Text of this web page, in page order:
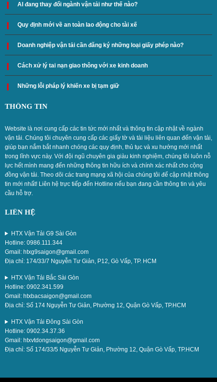
AI đang thay đổi ngành vận tải như thế nào?
Quy định mới về an toàn lao động cho tài xế
Doanh nghiệp vận tải cần đăng ký những loại giấy phép nào?
Cách xử lý tai nạn giao thông với xe kinh doanh
Những lỗi pháp lý khiến xe bị tạm giữ
THÔNG TIN
Website là nơi cung cấp các tin tức mới nhất và thông tin cập nhật về ngành
vận tải. Chúng tôi chuyên cung cấp các giấy tờ và tài liệu liên quan đến vận tải,
giúp bạn nắm bắt nhanh chóng các quy định, thủ tục và xu hướng mới nhất
trong lĩnh vực này. Với đội ngũ chuyên gia giàu kinh nghiệm, chúng tôi luôn nỗ
lực hết mình mang đến những thông tin hữu ích và chính xác nhất cho cộng
đồng vận tải. Theo dõi các trang mạng xã hội của chúng tôi để cập nhật thông
tin mới nhất! Liên hệ trực tiếp đến Hotline nếu bạn đang cần thông tin và yêu
cầu hỗ trợ.
LIÊN HỆ
HTX Vận Tải G9 Sài Gòn
Hotline: 0986.111.344
Gmail: htxg9saigon@gmail.com
Địa chỉ: 174/33/7 Nguyễn Tư Giản, P12, Gò Vấp, TP. HCM
HTX Vận Tải Bắc Sài Gòn
Hotline: 0902.341.599
Gmail: htxbacsaigon@gmail.com
Địa chỉ: Số 174 Nguyễn Tư Giản, Phường 12, Quận Gò Vấp, TP.HCM
HTX Vận Tải Đông Sài Gòn
Hotline: 0902.34.37.36
Gmail: htxvtdongsaigon@gmail.com
Địa chỉ: Số 174/33/5 Nguyễn Tư Giản, Phường 12, Quận Gò Vấp, TP.HCM